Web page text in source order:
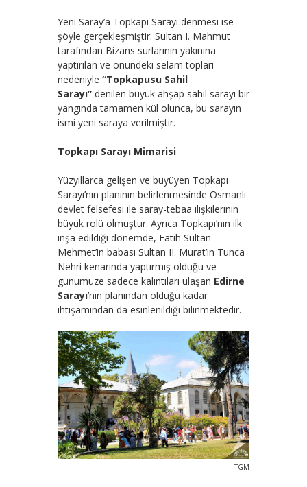
Yeni Saray’a Topkapı Sarayı denmesi ise
şöyle gerçekleşmiştir: Sultan I. Mahmut
tarafından Bizans surlarının yakınına
yaptırılan ve önündeki selam topları
nedeniyle “Topkapusu Sahil
Sarayı” denilen büyük ahşap sahil sarayı bir
yangında tamamen kül olunca, bu sarayın
ismi yeni saraya verilmiştir.
Topkapı Sarayı Mimarisi
Yüzyıllarca gelişen ve büyüyen Topkapı
Sarayı’nın planının belirlenmesinde Osmanlı
devlet felsefesi ile saray-tebaa ilişkilerinin
büyük rolü olmuştur. Ayrıca Topkapı’nın ilk
inşa edildiği dönemde, Fatih Sultan
Mehmet’in babası Sultan II. Murat’ın Tunca
Nehri kenarında yaptırmış olduğu ve
günümüze sadece kalıntıları ulaşan Edirne
Sarayı’nın planından olduğu kadar
ihtişamından da esinlenildiği bilinmektedir.
TGM